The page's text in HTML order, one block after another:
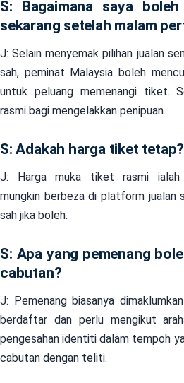
S: Bagaimana saya
sekarang setelah malam
J: Selain menyemak pilihan jualan
sah, peminat Malaysia boleh
untuk peluang memenangi tiket.
rasmi bagi mengelakkan penipuan.
S: Adakah harga tiket tetap?
J: Harga muka tiket rasmi ialah
mungkin berbeza di platform jualan
sah jika boleh.
S: Apa yang pemenang
cabutan?
J: Pemenang biasanya
berdaftar dan perlu mengikut
pengesahan identiti dalam tempoh
cabutan dengan teliti.